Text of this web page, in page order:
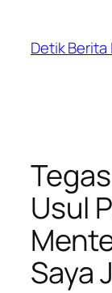
content
Detik
Usul
Saya